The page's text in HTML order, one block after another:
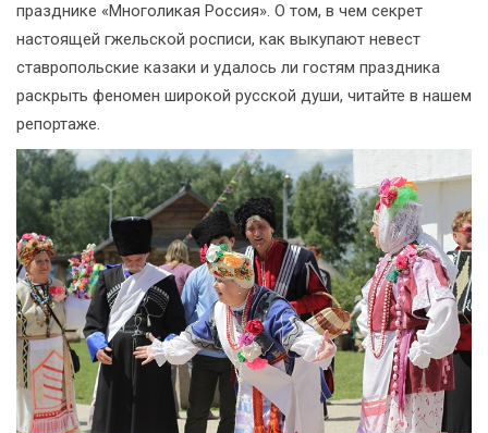
празднике «Многоликая Россия». О том, в чем секрет
настоящей гжельской росписи, как выкупают невест
ставропольские казаки и удалось ли гостям праздника
раскрыть феномен широкой русской души, читайте в нашем
репортаже.